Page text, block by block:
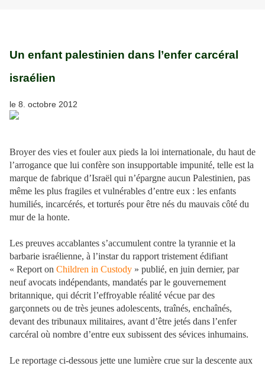
Un enfant palestinien dans l’enfer carcéral
israélien
le 8. octobre 2012
Broyer des vies et fouler aux pieds la loi internationale, du haut de
l’arrogance que lui confère son insupportable impunité, telle est la
marque de fabrique d’Israël qui n’épargne aucun Palestinien, pas
même les plus fragiles et vulnérables d’entre eux : les enfants
humiliés, incarcérés, et torturés pour être nés du mauvais côté du
mur de la honte.
Les preuves accablantes s’accumulent contre la tyrannie et la
barbarie israélienne, à l’instar du rapport tristement édifiant
« Report on Children in Custody » publié, en juin dernier, par
neuf avocats indépendants, mandatés par le gouvernement
britannique, qui décrit l’effroyable réalité vécue par des
garçonnets ou de très jeunes adolescents, traînés, enchaînés,
devant des tribunaux militaires, avant d’être jetés dans l’enfer
carcéral où nombre d’entre eux subissent des sévices inhumains.
Le reportage ci-dessous jette une lumière crue sur la descente aux